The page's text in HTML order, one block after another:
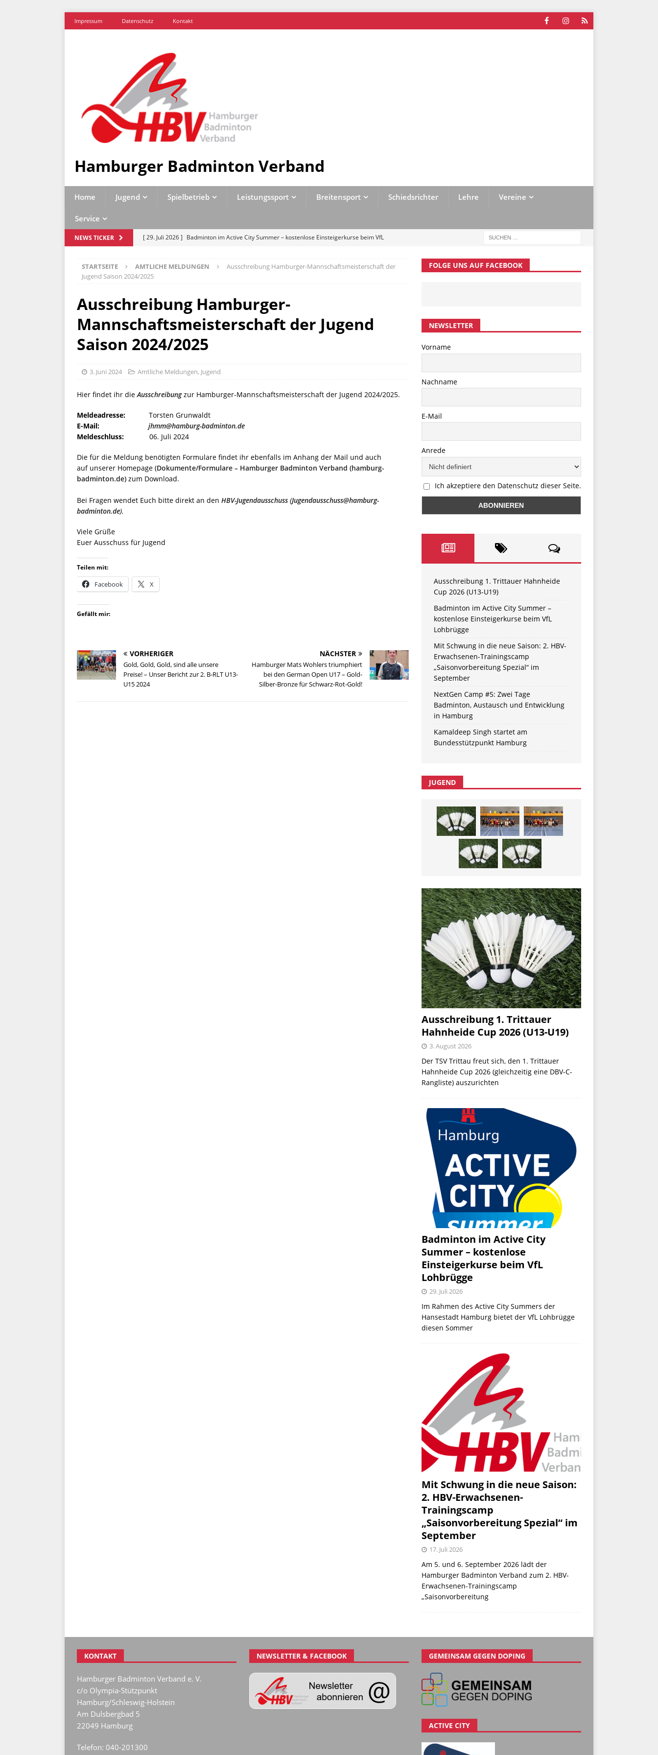
Impressum Datenschutz Kontakt
Hamburger Badminton Verband
Home Jugend Spielbetrieb Leistungssport Breitensport Schiedsrichter Lehre Vereine
Service
NEWS TICKER [ 29. Juli 2026 ] Badminton im Active City Summer – kostenlose Einsteigerkurse beim VfL
[ 17. Juli 2026 ] Mit Schwung in die neue Saison: 2. HBV-Erwachsenen-Trainingscamp
[ 13. Juli 2026 ] NextGen Camp #5: Zwei Tage Badminton, Austausch und Entwicklung in
Hamburg
JUGEND
[ 10. Juli 2026 ]
Kamaldeep Singh startet am Bundesstützpunkt Hamburg
MELDUNGEN
STARTSEITE AMTLICHE MELDUNGEN
Ausschreibung Hamburger-Mannschaftsmeisterschaft der
Jugend Saison 2024/2025
Ausschreibung Hamburger-
Mannschaftsmeisterschaft der Jugend
Saison 2024/2025
3. Juni 2024 Amtliche Meldungen, Jugend
Hier findet ihr die Ausschreibungzur Hamburger-Mannschaftsmeisterschaft der Jugend 2024/2025.
Meldeadresse: Torsten Grunwaldt
E-Mail: jhmm@hamburg-badminton.de
Meldeschluss: 06. Juli 2024
Die für die Meldung benötigten Formulare findet ihr ebenfalls im Anhang der Mail und auch
auf unserer Homepage (Dokumente/Formulare – Hamburger Badminton Verband (hamburg-
badminton.de) zum Download.
Bei Fragen wendet Euch bitte direkt an den HBV-Jugendausschuss (Jugendausschuss@hamburg-
badminton.de).
Viele Grüße
Euer Ausschuss für Jugend
Teilen mit:
Facebook X
Gefällt mir:
VORHERIGER
Gold, Gold, Gold, sind alle unsere
Preise! – Unser Bericht zur 2. B-RLT U13-
U15 2024
NÄCHSTER
Hamburger Mats Wohlers triumphiert
bei den German Open U17 – Gold-
Silber-Bronze für Schwarz-Rot-Gold!
FOLGE UNS AUF FACEBOOK
NEWSLETTER
Vorname
Nachname
E-Mail
Anrede
Ich akzeptiere den Datenschutz dieser Seite.
Ausschreibung 1. Trittauer Hahnheide
Cup 2026 (U13-U19)
Badminton im Active City Summer –
kostenlose Einsteigerkurse beim VfL
Lohbrügge
Mit Schwung in die neue Saison: 2. HBV-
Erwachsenen-Trainingscamp
„Saisonvorbereitung Spezial“ im
September
NextGen Camp #5: Zwei Tage
Badminton, Austausch und Entwicklung
in Hamburg
Kamaldeep Singh startet am
Bundesstützpunkt Hamburg
JUGEND
Ausschreibung 1. Trittauer
Hahnheide Cup 2026 (U13-U19)
3. August 2026
Der TSV Trittau freut sich, den 1. Trittauer
Hahnheide Cup 2026 (gleichzeitig eine DBV-C-
Rangliste) auszurichten
Badminton im Active City
Summer – kostenlose
Einsteigerkurse beim VfL
Lohbrügge
29. Juli 2026
Im Rahmen des Active City Summers der
Hansestadt Hamburg bietet der VfL Lohbrügge
diesen Sommer
Mit Schwung in die neue Saison:
2. HBV-Erwachsenen-
Trainingscamp
„Saisonvorbereitung Spezial“ im
September
17. Juli 2026
Am 5. und 6. September 2026 lädt der
Hamburger Badminton Verband zum 2. HBV-
Erwachsenen-Trainingscamp
„Saisonvorbereitung
KONTAKT
Hamburger Badminton Verband e. V.
c/o Olympia-Stützpunkt
Hamburg/Schleswig-Holstein
Am Dulsbergbad 5
22049 Hamburg
Telefon: 040-201300
NEWSLETTER & FACEBOOK GEMEINSAM GEGEN DOPING
ACTIVE CITY